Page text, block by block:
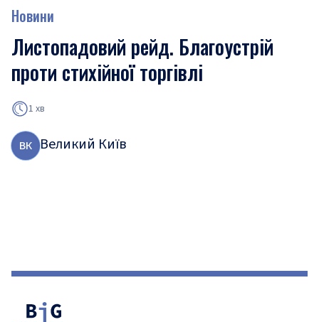
Новини
Листопадовий рейд. Благоустрій
проти стихійної торгівлі
1 хв
ВК Великий Київ